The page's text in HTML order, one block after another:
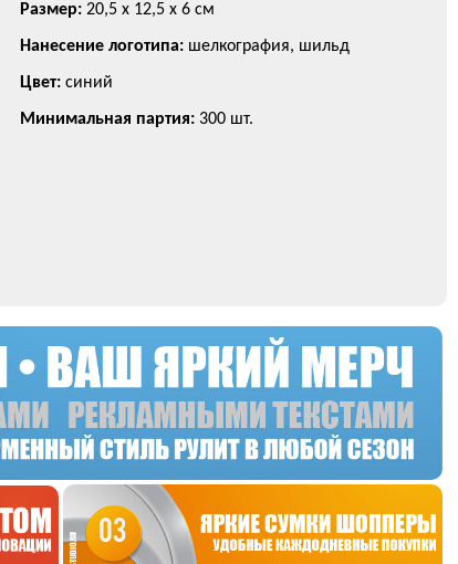
Размер: 20,5 х 12,5 х 6 см
Нанесение логотипа: шелкография, шильд
Цвет: синий
Минимальная партия: 300 шт.